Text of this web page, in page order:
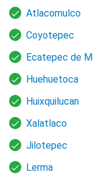
Atlacomulco
Coyotepec
Ecatepec de
Huehuetoca
Huixquilucan
Xalatlaco
Jilotepec
Lerma